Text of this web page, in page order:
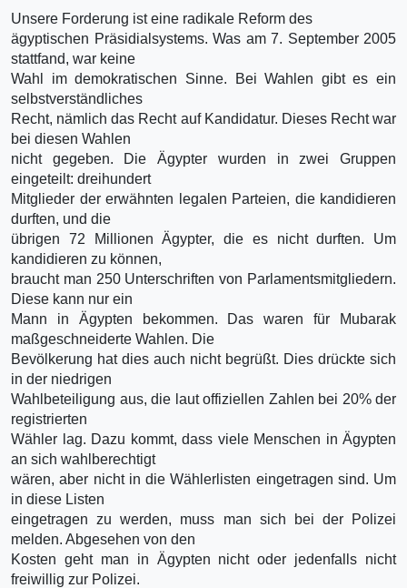
Unsere Forderung ist eine radikale Reform des
ägyptischen Präsidialsystems. Was am 7. September 2005
stattfand, war keine
Wahl im demokratischen Sinne. Bei Wahlen gibt es ein
selbstverständliches
Recht, nämlich das Recht auf Kandidatur. Dieses Recht war
bei diesen Wahlen
nicht gegeben. Die Ägypter wurden in zwei Gruppen
eingeteilt: dreihundert
Mitglieder der erwähnten legalen Parteien, die kandidieren
durften, und die
übrigen 72 Millionen Ägypter, die es nicht durften. Um
kandidieren zu können,
braucht man 250 Unterschriften von Parlamentsmitgliedern.
Diese kann nur ein
Mann in Ägypten bekommen. Das waren für Mubarak
maßgeschneiderte Wahlen. Die
Bevölkerung hat dies auch nicht begrüßt. Dies drückte sich
in der niedrigen
Wahlbeteiligung aus, die laut offiziellen Zahlen bei 20% der
registrierten
Wähler lag. Dazu kommt, dass viele Menschen in Ägypten
an sich wahlberechtigt
wären, aber nicht in die Wählerlisten eingetragen sind. Um
in diese Listen
eingetragen zu werden, muss man sich bei der Polizei
melden. Abgesehen von den
Kosten geht man in Ägypten nicht oder jedenfalls nicht
freiwillig zur Polizei.